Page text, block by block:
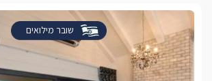
שובר מילואים